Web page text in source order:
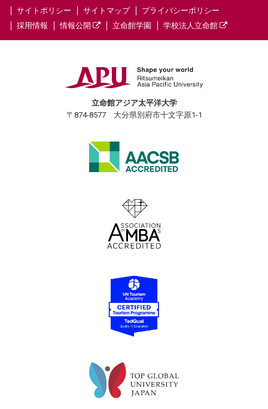
サイトポリシー サイトマップ
プライバシーポリシー
採用情報
情報公開 立命館学園 学校法人立命館
立命館アジア太平洋大学
〒874-8577 大分県別府市十文字原1-1